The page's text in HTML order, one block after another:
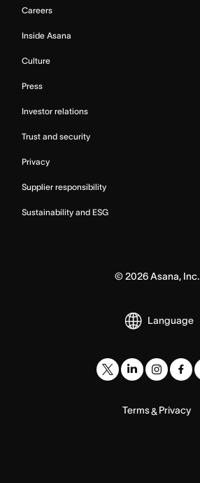
Careers
Inside Asana
Culture
Press
Investor relations
Trust and security
Privacy
Supplier responsibility
Sustainability and ESG
© 2026Asana, Inc.
Language
Terms& Privacy